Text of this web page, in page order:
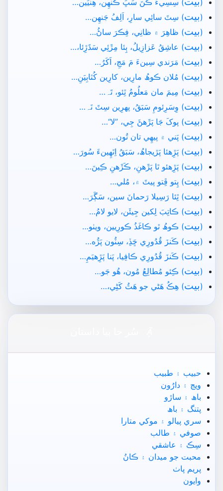
(
) سِسِيءَ ڪَنَ سَڀَ ڪَنھِن، ھِنيَين…
(بيت) سِٽَ سائِي سارِ، اَلِفُ جَنھِن…
(بيت) ظاھِرَ ۾ ظانِي، فِڪرَ ساڻُ…
(بيت) عاشِقُ عَزازِيلُ، ٻِئا مِڙَئِي سَڌَڙِئا،…
(بيت) مَرَندي سِينءَ مَ مَڃِ، اَکَرُ…
(بيت) مُلان ڪوھُ مارِين، کارِين کُٿابِيَنِ…
(بيت) مِيمَ مان مَعلُومُ ٿِئو، تَہ…
(بيت) وِسَرِئومِ سَبَقُ، پھرِين سِٽَ نَہ…
(بيت) پوکَ جَا پَڙَهڻَ جِي، ”لا“…
(بيت) پَني ۾ پيھِي تان تُون…
(بيت) پَڙِهئا پَڙيجاھُ، سَبَقُ اِنَهِينءَ سُورَ…
(بيت) پَڙِهئو ٿا پَڙَهنِ، ڪَڙَھنِ ڪِينَ…
(بيت) پِتو ڦِتو پيٽَ ۾، مُلي…
(بيت) ٿِئا رَسِيلا رَحمانَ سين، سَڳَرَ…
(بيت) ڪاتِبَ لِکين جِيئَن، لايو لامُ…
(بيت) ڪوھُ ٿو ڪاغَذُ ڪورِيين، ويٺو…
(بيت) ڪَنزَ قُدُورِي ڇَڏِ، سِٽُون پَڙُه…
(بيت) ڪَنزَ قُدُورِي ڪافِيا، پَنا پَڙِهيَمِ…
(بيت) ڪِئو مُطالِعُ مُون، ھُو جَو…
(بيت) ھِڪُ ھَڻي جو ھَٿُ کَڻِي،…
حبيب ۽ طبيب
ويڄ ۽ دارُون
باھ ۽ ساڙو
پتنگ ۽ باھ
سري پيالو ۽ موکي متارا
صوفي ۽ طالب
سِڪ ۽ عاشقي
محبت جو ميدان ۽ ڪانُ
پريم پاٺ
وايون